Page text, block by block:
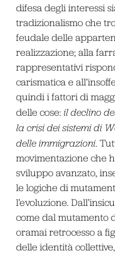
difesa degli interessi
tradizionalismo che
feudale delle
realizzazione; alla
rappresentativi
carismatica e
quindi i fattori di
delle cose: il declino
la crisi dei sistemi di
delle immigrazioni.
movimentazione che
sviluppo avanzato,
le logiche di
l’evoluzione.
come dal mutamento
oramai retrocesso a
delle identità